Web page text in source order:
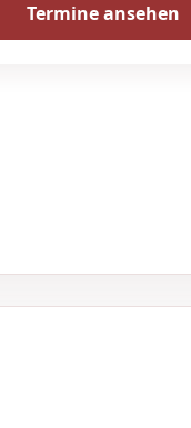
Termine ansehen